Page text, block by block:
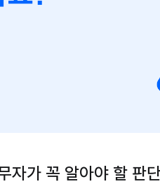
자가 꼭 알아야 할 판